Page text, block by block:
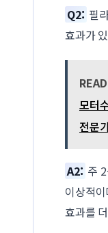
Q2: 필
효과가
READ
모터
전문
A2: 주
이상적
효과를